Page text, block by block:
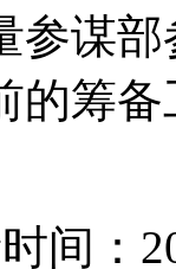
参谋
的筹
间：